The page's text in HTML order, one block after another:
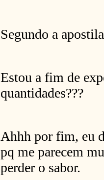
Segundo a
Estou a fim de
quantidades???
Ahhh por fim, eu
pq me parecem
perder o sabor.